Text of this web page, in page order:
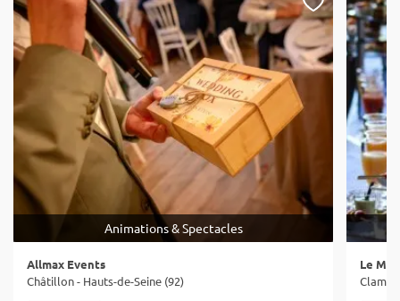
Animations & Spectacles
Allmax Events
Châtillon - Hauts-de-Seine (92)
Le